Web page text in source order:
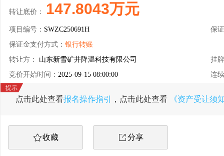
转让底价： 147.8043万元
项目编号： SWZC250691H
保
保证金支付方式： 银行转账
转让方： 山东新雪矿井降温科技有限公司
挂
竞价开始时间： 2025-09-15 08:00:00 连
点击此处查看报名操作指引 ，点击此处查看 《资产受让须
收藏 分享